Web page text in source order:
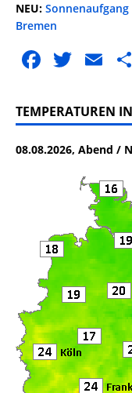
NEU:
Bremen
F
c
e
b
k
T
it
te
r
E
ai
l
TEMPERATUREN
08.08.2026, Abend /